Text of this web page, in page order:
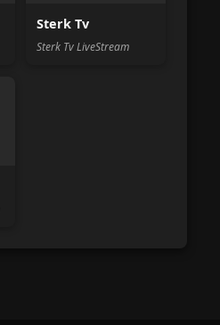
Sterk Tv
Sterk Tv LiveStream